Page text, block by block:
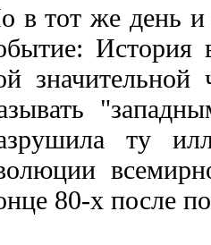
в тот же день и
История
значительной
ту
80-х после